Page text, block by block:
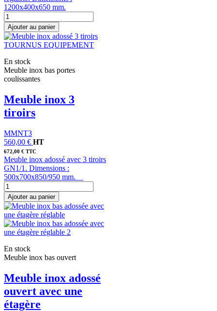
1200x400x650 mm.
Ajouter au panier
En stock
Meuble inox bas portes
coulissantes
Meuble inox 3
tiroirs
MMNT3
560,00 € HT
672,00 € TTC
Meuble inox adossé avec 3 tiroirs
GN1/1. Dimensions :
500x700x850/950 mm.
Ajouter au panier
En stock
Meuble inox bas ouvert
Meuble inox adossé
ouvert avec une
étagère